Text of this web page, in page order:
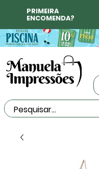
PRIMEIRA
ENCOMENDA?